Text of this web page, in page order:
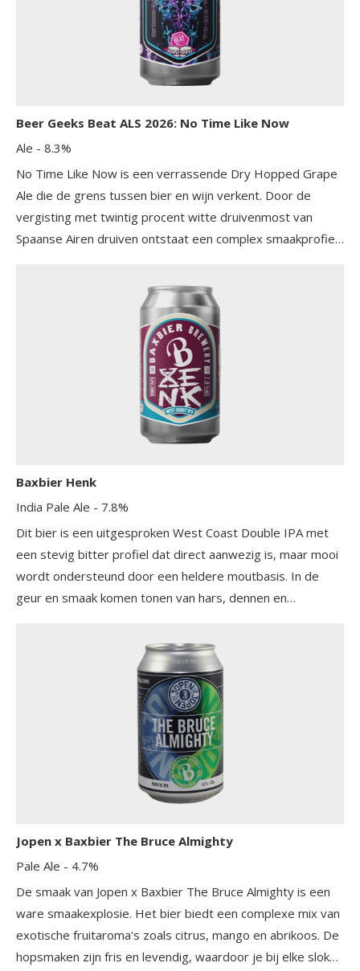
Beer Geeks Beat ALS 2026: No Time Like Now
Ale - 8.3%
No Time Like Now is een verrassende Dry Hopped Grape
Ale die de grens tussen bier en wijn verkent. Door de
vergisting met twintig procent witte druivenmost van
Spaanse Airen druiven ontstaat een complex smaakprofiel
tannine uit de druivenmost geeft dit speciaalbier een licht
wijnachtig karakter dat prachtig samengaat met de
hoptonen.De dryhop met Nelson Sauvin Cryo en Hopkief
voegt daar bovendien nog aroma's van witte druif,
kruisbes en mandarijn aan toe. De Lutra Kveik-gist zorgt
voor een schone en expressieve gisting, waardoor de
fruitige en florale nuances optimaal tot hun recht komen.
Het resultaat is een aromatische hybride met een
wijnkenners zal aanspreken.
Baxbier Henk
India Pale Ale - 7.8%
Dit bier is een uitgesproken West Coast Double IPA met
een stevig bitter profiel dat direct aanwezig is, maar mooi
wordt ondersteund door een heldere moutbasis. In de
geur en smaak komen tonen van hars, dennen en
en een licht tropisch karakter. De combinatie van de
gebruikte hopsoorten zorgt voor een complexe,
aromatische beleving met veel lagen. Ondanks de hoge
bitterheid blijft het speciaalbier verrassend doordrinkbaar,
met een droge afdronk die uitnodigt om nog een slok te
Jopen x Baxbier The Bruce Almighty
Pale Ale - 4.7%
De smaak van Jopen x Baxbier The Bruce Almighty is een
ware smaakexplosie. Het bier biedt een complexe mix van
exotische fruitaroma's zoals citrus, mango en abrikoos. De
hopsmaken zijn fris en levendig, waardoor je bij elke slok